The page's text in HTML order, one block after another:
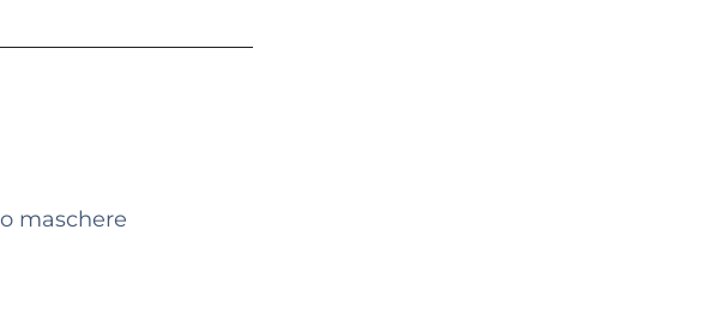
maschere